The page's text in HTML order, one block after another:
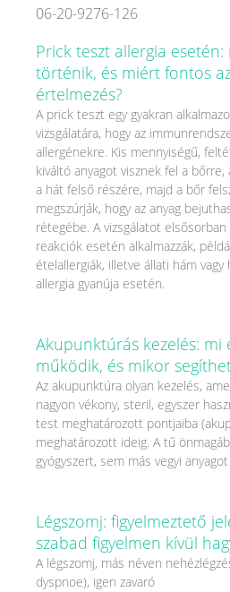
06-20-9276-126
Prick teszt allergia
történik, és miért fontos
értelmezés?
A prick teszt egy gyakran
vizsgálatára, hogy az
allergénekre. Kis mennyiségű,
kiváltó anyagot visznek fel a bőrre,
a hát felső részére, majd a bőr
megszúrják, hogy az anyag
rétegébe. A vizsgálatot
reakciók esetén alkalmazzák,
ételallergiák, illetve állati hám
allergia gyanúja esetén.
Akupunktúrás kezelés: mi
működik, és mikor
Az akupunktúra olyan kezelés,
nagyon vékony, steril, egyszer
test meghatározott pontjaiba
meghatározott ideig. A tű
gyógyszert, sem más vegyi
Légszomj: figyelmeztető
szabad figyelmen kívül
A légszomj, más néven
dyspnoe), igen zavaró